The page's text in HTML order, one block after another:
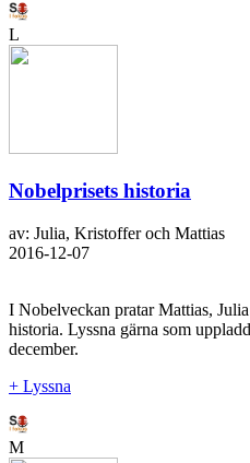
L
Nobelprisets historia
av: Julia, Kristoffer och Mattias
2016-12-07
I Nobelveckan pratar Mattias,
historia. Lyssna gärna som
december.
+ Lyssna
M